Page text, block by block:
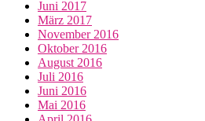
Juni 2017
März 2017
November 2016
Oktober 2016
August 2016
Juli 2016
Juni 2016
Mai 2016